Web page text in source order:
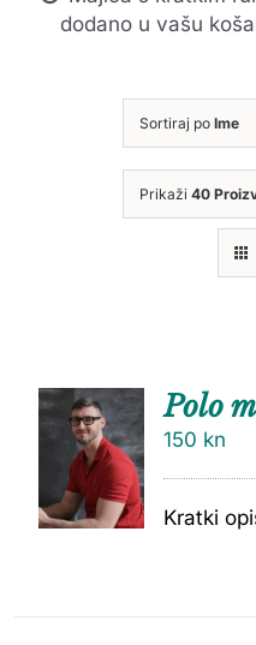
dodano u vašu
Sortiraj po Ime
Prikaži 40
DODAJ
U
KOŠARI
Polo
150 kn
Kratki